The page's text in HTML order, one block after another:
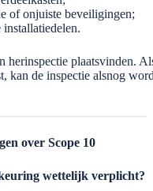
of onjuiste beveiligingen;
installatiedelen.
herinspectie plaatsvinden.
kan de inspectie alsnog
over Scope 10
wettelijk verplicht?